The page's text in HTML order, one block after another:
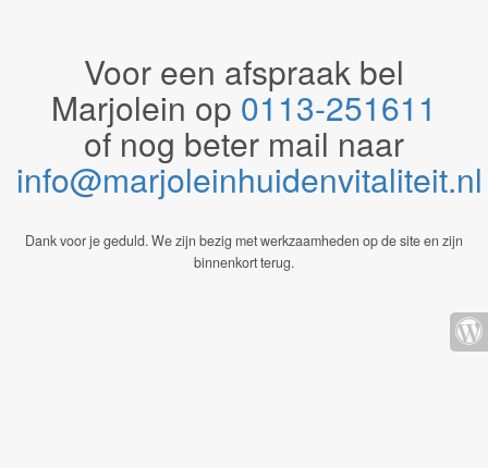
Voor een afspraak bel
Marjolein op 0113-251611
of nog beter mail naar
Dank voor je geduld. We zijn bezig met werkzaamheden op de site en zijn
binnenkort terug.